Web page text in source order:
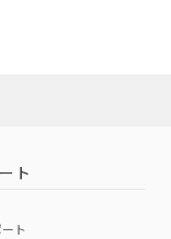
ト
ト